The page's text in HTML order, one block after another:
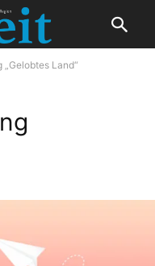
„Gelobtes Land“